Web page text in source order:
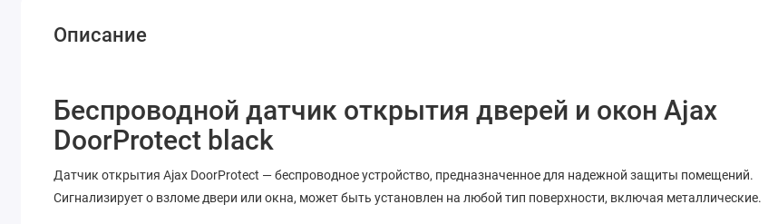
Описание
Беспроводной датчик открытия дверей и окон Ajax
DoorProtect black
Датчик открытия Ajax DoorProtect — беспроводное устройство, предназначенное для надежной защиты помещений.
Сигнализирует о взломе двери или окна, может быть установлен на любой тип поверхности, включая металлические.